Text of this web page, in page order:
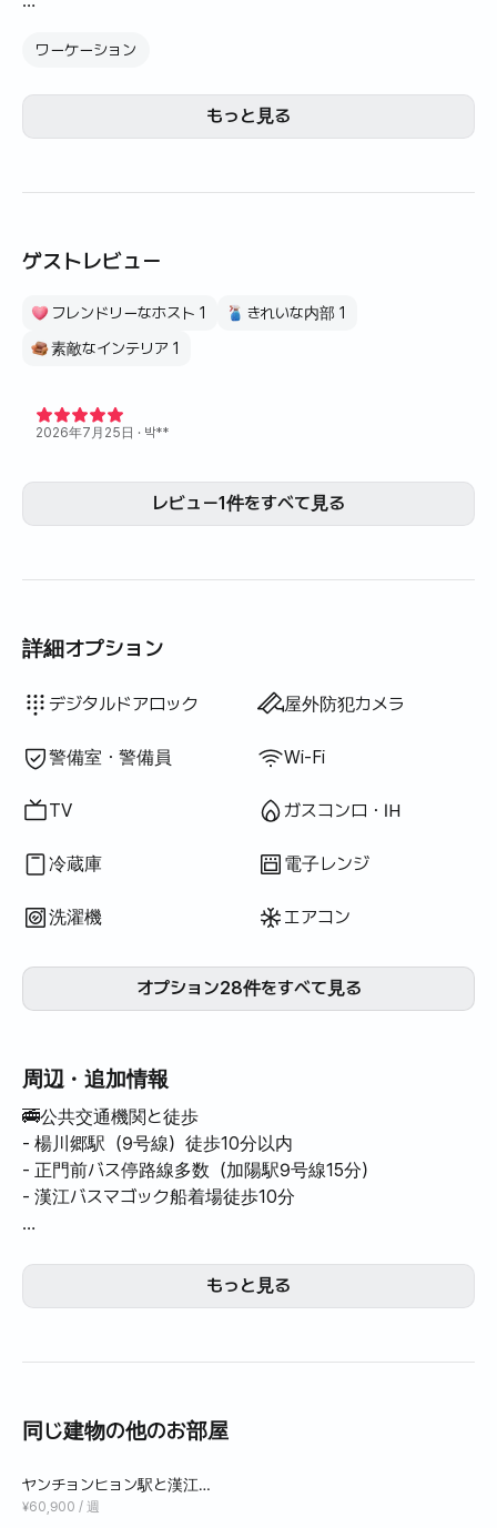
ベートムード空間】
🏡5月上旬にフルリモデリングと入居清掃が完了しました
🛋リビングルーム+ベッドルーム別々のツールーム
🌞チョンナムヒャン、マイニンググッド
👨‍👩‍👧 1-2人基準
🍀こんな方にオススメです🍀
- ブレーカー出張
ワーケーション
もっと見る
ゲストレビュー
フレンドリーなホスト 1
きれいな内部 1
素敵なインテリア 1
2026年7月25日 · 박**
レビュー1件をすべて見る
詳細オプション
デジタルドアロック 屋外防犯カメラ
警備室・警備員 Wi-Fi
TV ガスコンロ・IH
冷蔵庫 電子レンジ
洗濯機 エアコン
ボイラー（都市ガス）
ダイニングテーブル・椅子
クローゼット
ソファ
利用不可:
鍵式ロック
利用不可:
消火器
利用不可:
乾燥機
利用不可:
共用ガスコンロ・IH
利用不可:
共用冷蔵庫
利用不可:
共用電子レンジ
利用不可:
共用洗濯機
利用不可:
共用乾燥機
利用不可:
寝具あり
利用不可:
追加寝具あり
利用不可:
デスク
ウォシュレット
遮光カーテン
洗濯洗剤
食器用洗剤
布巾
スポンジ
掃除機
炊飯器
調理器具（まな板・包丁・はさみ等）
鍋・フライパン
基本食器（皿・カップ等）
エレベーター
ソファベッド
物干しラック
利用不可: バスタブ
利用不可: ドライヤー
利用不可: 浄水シャワー
利用不可: ボディソープ
利用不可: シャンプー・リンス
利用不可: 石鹸
利用不可: トイレットペーパー
利用不可: 歯ブラシ
利用不可: 歯磨き粉
利用不可: タオル
利用不可: トッパー・折りたたみマットレス
利用不可: ブラインド
利用不可: ほうき
利用不可: 柔軟剤
利用不可: 生ごみ袋
利用不可: ごみ袋
利用不可: 電気ケトル
利用不可: 屋外バーベキュー設備
利用不可: 無料フィットネス
利用不可: プール
利用不可: 無料共用サウナ
利用不可: スパ・ワールプール
利用不可: ジャグジー・ヒノキ風呂
利用不可: テラス
利用不可: ハンガーラック
利用不可: 座卓
利用不可: 扇風機
利用不可: 電気ボイラー
利用不可: 灯油暖房
利用不可: LPGガス
利用不可: 再生可能エネルギー
利用不可: プロジェクター
利用不可: 有線インターネット
利用不可: アイロン
利用不可: 洗濯乾燥機一体型
オプション28件をすべて見る
周辺・追加情報
🚎公共交通機関と徒歩
- 楊川郷駅（9号線）徒歩10分以内
- 正門前バス停路線多数（加陽駅9号線15分）
- 漢江バスマゴック船着場徒歩10分
- 金浦国際空港 15分
- LGサイエンスパークとマゴック団地5分
🔹クイーンベッド（ベッドルーム）+ソファベッド（リビン
🔹テーブルとデスク用折りたたみテーブル
🔹寛大な収納スペース+スタイラー
もっと見る
同じ建物の他のお部屋
ヤンチョンヒョン駅と漢江
近く、アパートメントツール
¥60,900 / 週